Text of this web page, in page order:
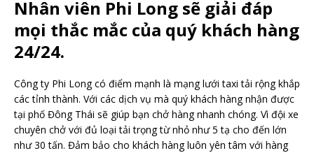
Nhân viên Phi Long sẽ giải đáp
mọi thắc mắc của quý khách hàng
24/24.
Công ty Phi Long có điểm mạnh là mạng lưới taxi tải rộng khắp
các tỉnh thành. Với các dịch vụ mà quý khách hàng nhận được
tại phố Đông Thái sẽ giúp bạn chở hàng nhanh chóng. Vì đội xe
chuyên chở với đủ loại tải trọng từ nhỏ như 5 tạ cho đến lớn
như 30 tấn. Đảm bảo cho khách hàng luôn yên tâm với hàng